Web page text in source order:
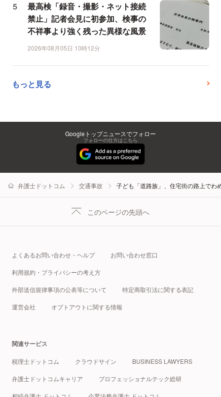
最高検「録音・撮影・ネット接続
禁止」記者会見に初参加、検事の
不祥事より強く残った異様な風景
2026年08月05日 10時12分
もっと見る
Googleトップニュースでフォロー
フォローの仕方はこちら
弁護士ドットコム 交通事故 子ども「道路族」、住宅街の路上で
このページの先頭へ
よくあるお問い合わせ・ヘルプ お問い合わせ窓口
利用規約・プライバシーの考え方
外部送信規律事項の公表等について 特定商取引法に関する表記
運営会社 オプトアウトに関する情報
関連サービス
税理士ドットコム クラウドサイン BUSINESS LAWYERS
弁護士ドットコムキャリア プロフェッショナルテック総研